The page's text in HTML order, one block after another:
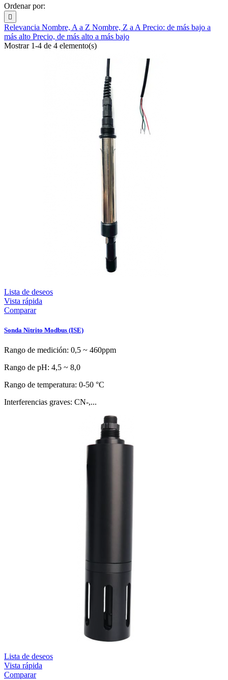
Ordenar por:

Relevancia Nombre, A a Z Nombre, Z a A Precio: de más bajo a
más alto Precio, de más alto a más bajo
Mostrar 1-4 de 4 elemento(s)
Lista de deseos
Vista rápida
Comparar
Sonda Nitrito Modbus (ISE)
Rango de medición: 0,5 ~ 460ppm
Rango de pH: 4,5 ~ 8,0
Rango de temperatura: 0-50 °C
Interferencias graves: CN-,...
Lista de deseos
Vista rápida
Comparar